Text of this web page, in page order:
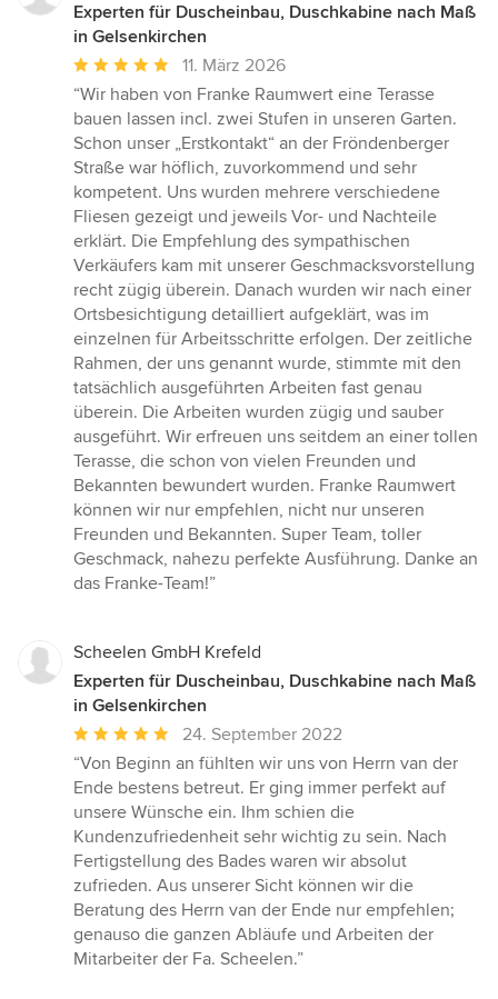
Experten für Duscheinbau, Duschkabine nach Maß
in Gelsenkirchen
Durchschnittliche
Bewertung:
5
von
5
Sternen
11. März 2026
“Wir haben von Franke Raumwert eine Terasse
bauen lassen incl. zwei Stufen in unseren Garten.
Schon unser „Erstkontakt“ an der Fröndenberger
Straße war höflich, zuvorkommend und sehr
kompetent. Uns wurden mehrere verschiedene
Fliesen gezeigt und jeweils Vor- und Nachteile
erklärt. Die Empfehlung des sympathischen
Verkäufers kam mit unserer Geschmacksvorstellung
recht zügig überein. Danach wurden wir nach einer
Ortsbesichtigung detailliert aufgeklärt, was im
einzelnen für Arbeitsschritte erfolgen. Der zeitliche
Rahmen, der uns genannt wurde, stimmte mit den
tatsächlich ausgeführten Arbeiten fast genau
überein. Die Arbeiten wurden zügig und sauber
ausgeführt. Wir erfreuen uns seitdem an einer tollen
Terasse, die schon von vielen Freunden und
Bekannten bewundert wurden. Franke Raumwert
können wir nur empfehlen, nicht nur unseren
Freunden und Bekannten. Super Team, toller
Geschmack, nahezu perfekte Ausführung. Danke an
das Franke-Team!”
Scheelen GmbH Krefeld
Experten für Duscheinbau, Duschkabine nach Maß
in Gelsenkirchen
Durchschnittliche
Bewertung:
5
von
5
Sternen
24. September 2022
“Von Beginn an fühlten wir uns von Herrn van der
Ende bestens betreut. Er ging immer perfekt auf
unsere Wünsche ein. Ihm schien die
Kundenzufriedenheit sehr wichtig zu sein. Nach
Fertigstellung des Bades waren wir absolut
zufrieden. Aus unserer Sicht können wir die
Beratung des Herrn van der Ende nur empfehlen;
genauso die ganzen Abläufe und Arbeiten der
Mitarbeiter der Fa. Scheelen.”